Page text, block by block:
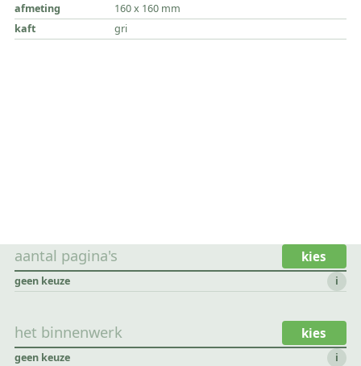
afmeting
160 x 160 mm
kaft
gri
aantal pagina's kies
geen keuze i
het binnenwerk kies
geen keuze i